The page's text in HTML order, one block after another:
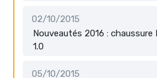
02/10/2015
Nouveautés 2016 :
1.0
05/10/2015